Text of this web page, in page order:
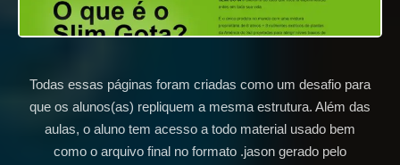
Todas essas páginas foram criadas como um desafio para
que os alunos(as) repliquem a mesma estrutura. Além das
aulas, o aluno tem acesso a todo material usado bem
como o arquivo final no formato .jason gerado pelo